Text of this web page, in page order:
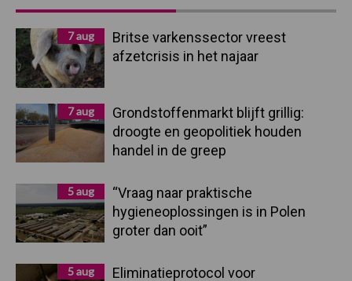
Sidebar
7 aug
Britse varkenssector vreest
afzetcrisis in het najaar
7 aug
Grondstoffenmarkt blijft grillig:
droogte en geopolitiek houden
handel in de greep
5 aug
“Vraag naar praktische
hygieneoplossingen is in Polen
groter dan ooit”
5 aug
Eliminatieprotocol voor